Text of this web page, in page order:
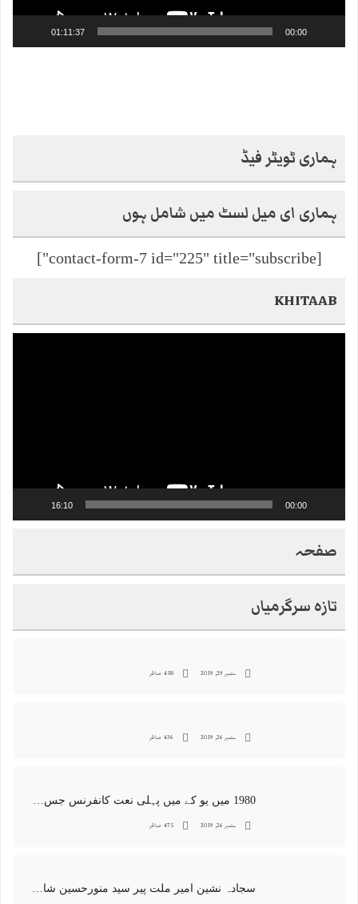
00:00
01:11:37
ہماری ٹویٹر فیڈ
ہماری ای میل لسٹ میں شامل ہوں
[contact-form-7 id="225" title="subscribe"]
KHITAAB
00:00
16:10
صفحہ
تازہ سرگرمیاں
ستمبر 29, 2019 458 مناظر
ستمبر 26, 2019 436 مناظر
ستمبر 26, 2019 475 مناظر